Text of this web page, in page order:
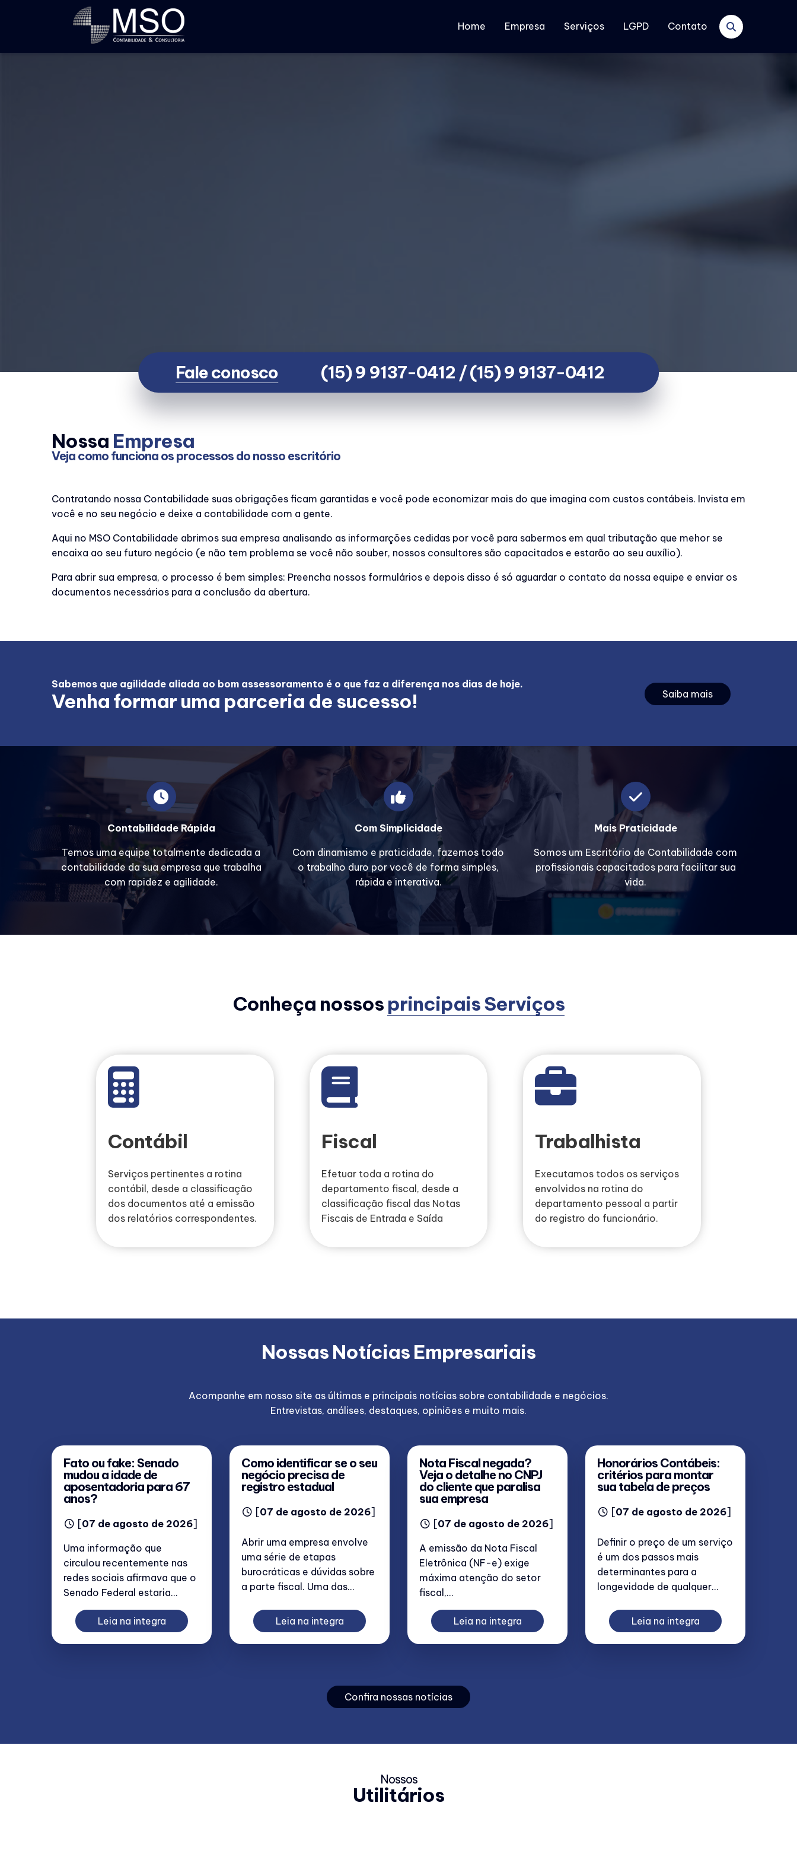
Home Empresa Serviços LGPD Contato
Fale conosco (15) 9 9137-0412 / (15) 9 9137-0412
Nossa Empresa
Veja como funciona os processos do nosso escritório
Contratando nossa Contabilidade suas obrigações ficam garantidas e você pode economizar mais do que imagina com custos contábeis. Invista em
você e no seu negócio e deixe a contabilidade com a gente.
Aqui no MSO Contabilidade abrimos sua empresa analisando as informarções cedidas por você para sabermos em qual tributação que mehor se
encaixa ao seu futuro negócio (e não tem problema se você não souber, nossos consultores são capacitados e estarão ao seu auxílio).
Para abrir sua empresa, o processo é bem simples: Preencha nossos formulários e depois disso é só aguardar o contato da nossa equipe e enviar os
documentos necessários para a conclusão da abertura.
Sabemos que agilidade aliada ao bom assessoramento é o que faz a diferença nos dias de hoje.
Venha formar uma parceria de sucesso! Saiba mais
Contabilidade Rápida
Temos uma equipe totalmente dedicada a
contabilidade da sua empresa que trabalha
com rapidez e agilidade.
Com Simplicidade
Com dinamismo e praticidade, fazemos todo
o trabalho duro por você de forma simples,
rápida e interativa.
Mais Praticidade
Somos um Escritório de Contabilidade com
profissionais capacitados para facilitar sua
vida.
Conheça nossos principais Serviços
Contábil
Serviços pertinentes a rotina
contábil, desde a classificação
dos documentos até a emissão
dos relatórios correspondentes.
Fiscal
Efetuar toda a rotina do
departamento fiscal, desde a
classificação fiscal das Notas
Fiscais de Entrada e Saída
Trabalhista
Executamos todos os serviços
envolvidos na rotina do
departamento pessoal a partir
do registro do funcionário.
Nossas Notícias Empresariais
Acompanhe em nosso site as últimas e principais notícias sobre contabilidade e negócios.
Entrevistas, análises, destaques, opiniões e muito mais.
Fato ou fake: Senado
mudou a idade de
aposentadoria para 67
anos?
[07 de agosto de 2026]
Uma informação que
circulou recentemente nas
redes sociais afirmava que o
Senado Federal estaria...
Leia na integra
Como identificar se o seu
negócio precisa de
registro estadual
[07 de agosto de 2026]
Abrir uma empresa envolve
uma série de etapas
burocráticas e dúvidas sobre
a parte fiscal. Uma das...
Leia na integra
Nota Fiscal negada?
Veja o detalhe no CNPJ
do cliente que paralisa
sua empresa
[07 de agosto de 2026]
A emissão da Nota Fiscal
Eletrônica (NF-e) exige
máxima atenção do setor
fiscal,...
Leia na integra
Honorários Contábeis:
critérios para montar
sua tabela de preços
[07 de agosto de 2026]
Definir o preço de um serviço
é um dos passos mais
determinantes para a
longevidade de qualquer...
Leia na integra
Confira nossas notícias
Nossos
Utilitários